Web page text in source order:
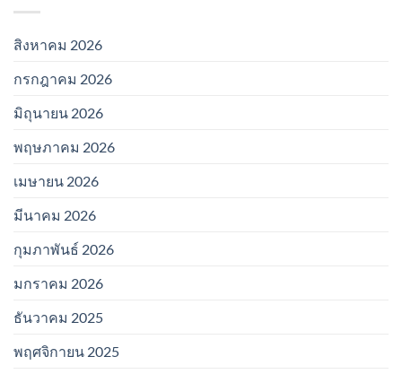
สิงหาคม 2026
กรกฎาคม 2026
มิถุนายน 2026
พฤษภาคม 2026
เมษายน 2026
มีนาคม 2026
กุมภาพันธ์ 2026
มกราคม 2026
ธันวาคม 2025
พฤศจิกายน 2025